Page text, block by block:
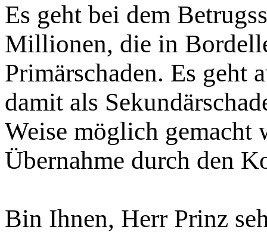
Es geht bei dem
Millionen, die in
Primärschaden. Es geht
damit als
Weise möglich gemacht
Übernahme durch den
Bin Ihnen, Herr Prinz